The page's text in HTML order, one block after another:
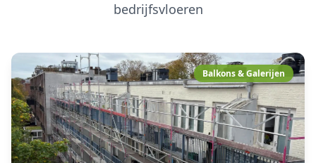
bedrijfsvloeren
Balkons & Galerijen